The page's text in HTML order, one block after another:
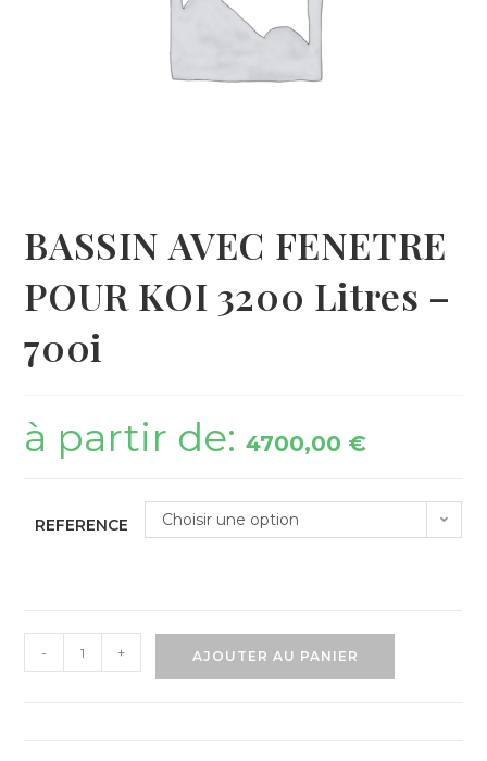
BASSIN AVEC FENETRE
POUR KOI 3200 Litres –
700i
à partir de:4700,00 €
REFERENCE Choisir une option
- + AJOUTER AU PANIER